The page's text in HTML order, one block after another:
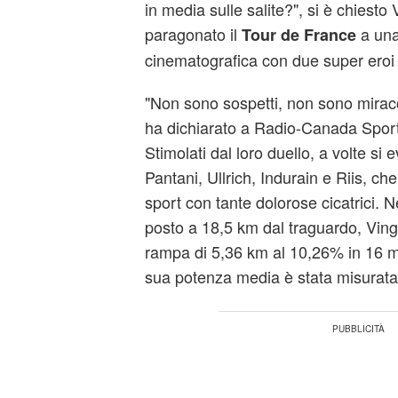
in media sulle salite?", si è chiesto
paragonato il Tour de Francea
cinematografica con due super
"Non sono sospetti, non sono
ha dichiarato a Radio-Canada
Stimolati dal loro duello, a volte si
Pantani, Ullrich, Indurain e Riis,
sport con tante dolorose cicatrici.
posto a 18,5 km dal traguardo,
rampa di 5,36 km al 10,26% in 16
sua potenza media è stata